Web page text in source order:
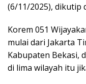
(6/11/2025), dikutip
Korem 051
mulai dari Jakarta
Kabupaten Bekasi,
di lima wilayah itu